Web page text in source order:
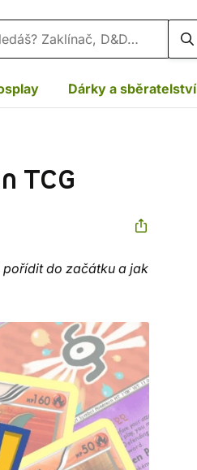
Dárky a sběratelství
TCG
pořídit do začátku a jak